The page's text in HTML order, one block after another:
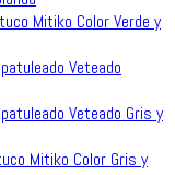
Mitiko Color Verde y
Veteado
Veteado Gris y
Mitiko Color Gris y